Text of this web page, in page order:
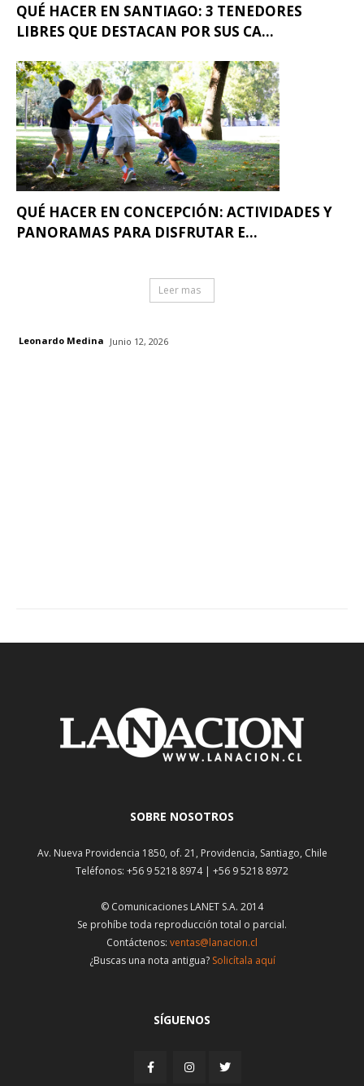
QUÉ HACER EN SANTIAGO: 3 TENEDORES
LIBRES QUE DESTACAN POR SUS CA...
QUÉ HACER EN CONCEPCIÓN: ACTIVIDADES Y
PANORAMAS PARA DISFRUTAR E...
Leer mas
Leonardo Medina Junio 12, 2026
SOBRE NOSOTROS
Av. Nueva Providencia 1850, of. 21, Providencia, Santiago, Chile
Teléfonos: +56 9 5218 8974 | +56 9 5218 8972
© Comunicaciones LANET S.A. 2014
Se prohíbe toda reproducción total o parcial.
Contáctenos: ventas@lanacion.cl
¿Buscas una nota antigua? Solicítala aquí
SÍGUENOS